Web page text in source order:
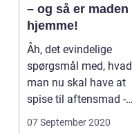
– og så er maden
hjemme!
Åh, det evindelige
spørgsmål med, hvad
man nu skal have at
spise til aftensmad -
og hvis man er fler...
07 September 2020